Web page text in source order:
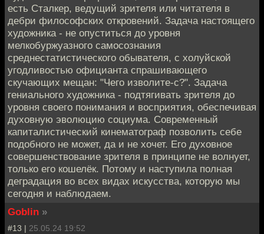
есть Сталкер, ведущий зрителя или читателя в
дебри философских откровений. Задача настоящего
художника - не опуститься до уровня
мелкобуржуазного самосознания
среднестатистического обывателя, с холуйской
угодливостью официанта спрашивающего
скучающих мещан: "Чего изволите-с?". Задача
гениального художника - подтягивать зрителя до
уровня своего понимания и восприятия, обеспечивая
духовную эволюцию социума. Современный
капиталистический кинематограф позволить себе
подобного не может, да и не хочет. Его духовное
совершенствование зрителя в принципе не волнует,
только его кошелёк. Потому и наступила полная
деградация во всех видах искусства, которую мы
сегодня и наблюдаем.
Goblin »
#13 | 25.05.24 19:52